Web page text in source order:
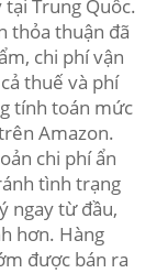
Trung Quốc.
thỏa thuận đã
chi phí vận
thuế và phí
tính toán mức
Amazon.
chi phí ẩn
tình trạng
ngay từ đầu,
hơn. Hàng
được bán ra